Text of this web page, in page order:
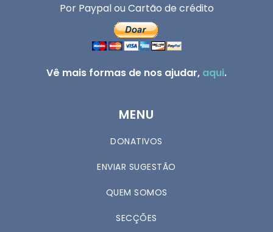
Por Paypal ou Cartão de crédito
Vê mais formas de nos ajudar, aqui.
MENU
DONATIVOS
ENVIAR SUGESTÃO
QUEM SOMOS
SECÇÕES